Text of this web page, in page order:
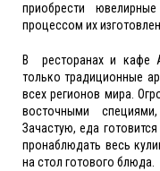
приобрести
процессом их
В ресторанах и кафе
только традиционные
всех регионов мира.
восточными
Зачастую, еда
пронаблюдать весь
на стол готового блюда.